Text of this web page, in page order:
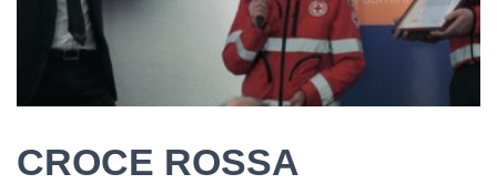
CROCE ROSSA